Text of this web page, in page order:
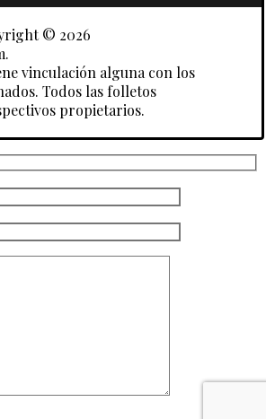
© 2026
vinculación alguna con los
Todos las folletos
propietarios.